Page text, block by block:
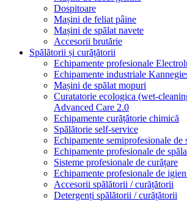
Dospitoare
Mașini de feliat pâine
Mașini de spălat navete
Accesorii brutărie
Spălătorii și curățătorii
Echipamente profesionale
Echipamente industriale
Mașini de spălat mopuri
Curatatorie ecologica (wet-
Advanced Care 2.0
Echipamente curățătorie chimică
Spălătorie self-service
Echipamente semiprofesionale de
Echipamente profesionale de
Sisteme profesionale de curățare
Echipamente profesionale de
Accesorii spălătorii / curățătorii
Detergenți spălătorii / curățătorii